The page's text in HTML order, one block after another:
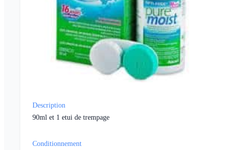
Description
90ml et 1 etui de trempage
Conditionnement